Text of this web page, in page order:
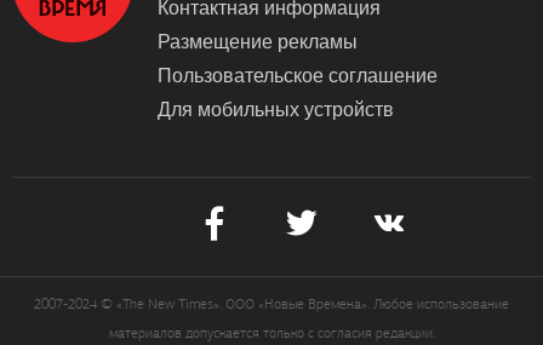
Контактная информация
Размещение рекламы
Пользовательское соглашение
Для мобильных устройств
2007-2024 © «The New Times». ООО «Новые Времена». Любое использование
материалов допускается только с согласия редакции.